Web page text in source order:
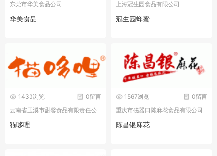
东莞市华美食品公司
华美食品
上海冠生园食品有限公司
冠生园蜂蜜
0留言
1433浏览
云南省玉溪市甜馨食品有限责任公
猫哆哩
0留言
1567浏览
重庆市磁器口陈麻花食品有限公司
陈昌银麻花